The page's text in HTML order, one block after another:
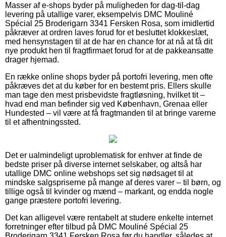
Masser af e-shops byder på muligheden for dag-til-dag
levering på utallige varer, eksempelvis DMC Mouliné
Spécial 25 Broderigarn 3341 Fersken Rosa, som imidlertid
påkræver at ordren laves forud for et besluttet klokkeslæt,
med hensynstagen til at de har en chance for at nå at få dit
nye produkt hen til fragtfirmaet forud for at de pakkeansatte
drager hjemad.
En række online shops byder på portofri levering, men ofte
påkræves det at du køber for en bestemt pris. Ellers skulle
man tage den mest prisbevidste fragtløsning, hvilket tit –
hvad end man befinder sig ved København, Grenaa eller
Hundested – vil være at få fragtmanden til at bringe varerne
til et afhentningssted.
Det er ualmindeligt uproblematisk for enhver at finde de
bedste priser på diverse internet selskaber, og altså har
utallige DMC online webshops set sig nødsaget til at
mindske salgspriserne på mange af deres varer – til børn, og
tillige også til kvinder og mænd – markant, og endda nogle
gange præstere portofri levering.
Det kan alligevel være rentabelt at studere enkelte internet
forretninger efter tilbud på DMC Mouliné Spécial 25